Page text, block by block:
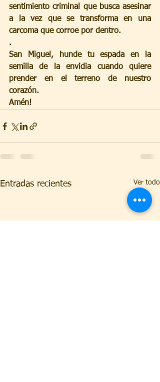
sentimiento criminal que busca asesinar
a la vez que se transforma en una
carcoma que corroe por dentro.
.
San Miguel, hunde tu espada en la
semilla de la envidia cuando quiere
prender en el terreno de nuestro
corazón.
Amén!
Entradas recientes Ver todo